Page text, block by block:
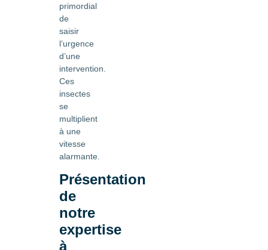
primordial
de
saisir
l’urgence
d’une
intervention.
Ces
insectes
se
multiplient
à une
vitesse
alarmante.
Présentation
de
notre
expertise
à